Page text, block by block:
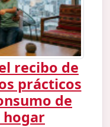
recibo de
prácticos
de
hogar